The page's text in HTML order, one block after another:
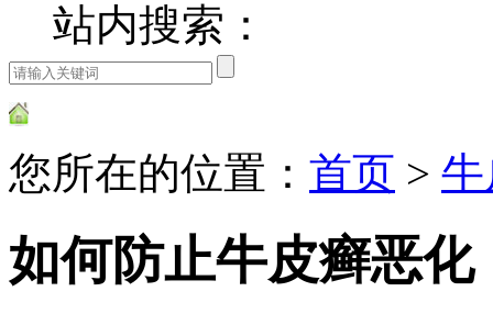
站内搜索：
您所在的位置： 首页 >
如何防止牛皮癣恶化